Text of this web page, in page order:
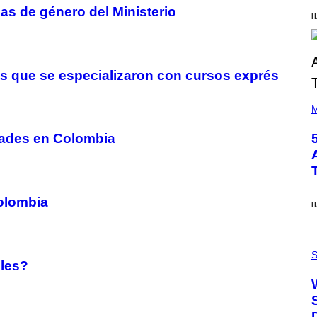
de género del Ministerio
que se especializaron con cursos exprés
en Colombia
R
E
E
A
P
T
O
B
Y
E
A
I
T
Z
H
O
:
N